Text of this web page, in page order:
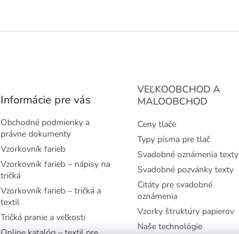
Informácie pre vás
Obchodné podmienky a
právne dokumenty
Vzorkovník farieb
Vzorkovník farieb – nápisy na
tričká
Vzorkovník farieb – tričká a
textil
Tričká pranie a veľkosti
VEĽKOOBCHOD A
MALOOBCHOD
Ceny tlače
Typy písma pre tlač
Svadobné oznámenia texty
Svadobné pozvánky texty
Citáty pre svadobné
oznámenia
Vzorky štruktúry papierov
Naše technológie